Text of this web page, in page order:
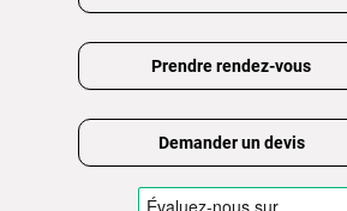
Prendre rendez-vous
Demander un devis